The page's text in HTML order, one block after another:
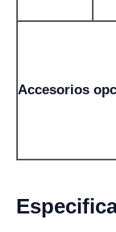
Accesorios